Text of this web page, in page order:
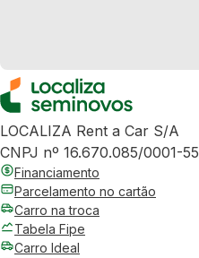
LOCALIZA Rent a Car S/A
CNPJ nº 16.670.085/0001-55
Financiamento
Parcelamento no cartão
Carro na troca
Tabela Fipe
Carro Ideal